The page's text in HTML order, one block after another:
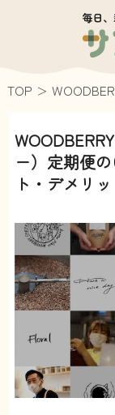
TOP
ー）定期便
ト・デメリ